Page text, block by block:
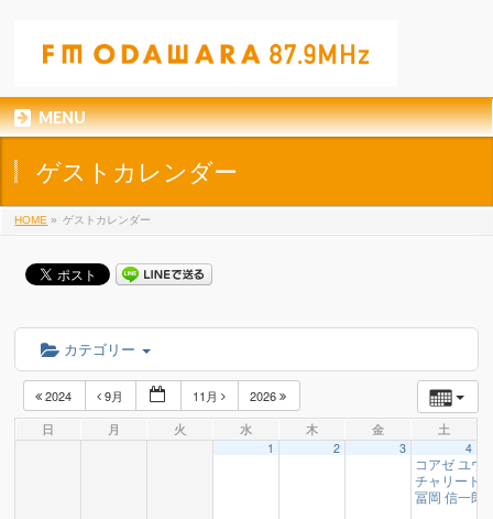
MENU
ゲストカレンダー
HOME » ゲストカレンダー
カテゴリー
2024 9月 11月
2026
日
月 火 水 木 金 土
1 2 3 4
コアゼ ユ
チャリー
冨岡 信一